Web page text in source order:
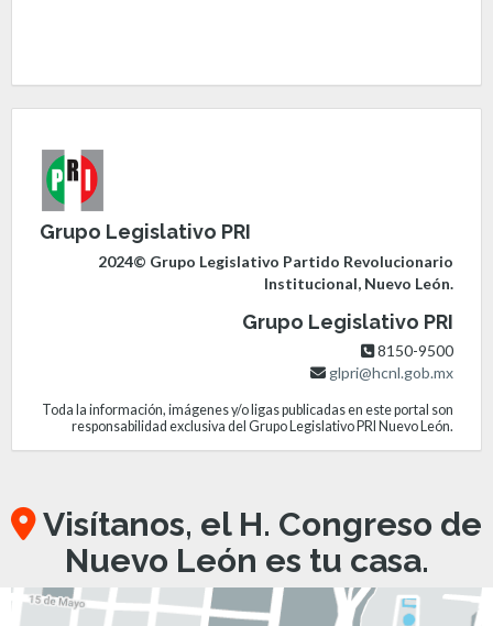
Grupo Legislativo PRI
2024© Grupo Legislativo Partido Revolucionario
Institucional, Nuevo León.
Grupo Legislativo PRI
8150-9500
glpri@hcnl.gob.mx
Toda la información, imágenes y/o ligas publicadas en este portal son
responsabilidad exclusiva del Grupo Legislativo PRI Nuevo León.
Visítanos, el H. Congreso de
Nuevo León es tu casa.